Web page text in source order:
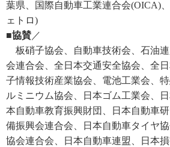
葉県、国際自動車工業連合会(OICA)
ェトロ)
■協賛 ／
板硝子協会、自動車技術会、石油
会連合会、全日本交通安全協会、全
子情報技術産業協会、電池工業会、
ルミニウム協会、日本ゴム工業会、
本自動車教育振興財団、日本自動車
備振興会連合会、日本自動車タイヤ
協会連合会、日本自動車連盟、日本